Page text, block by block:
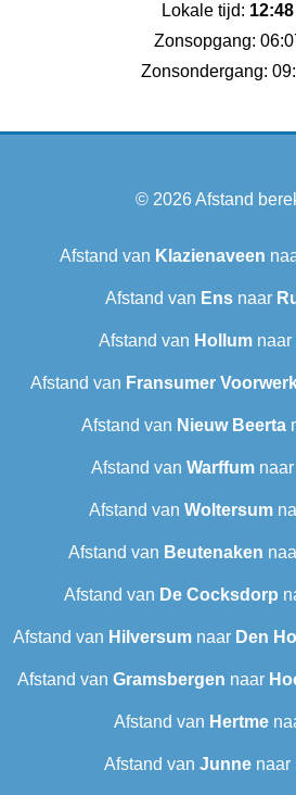
Lokale tijd: 12:48
Zonsopgang:
Zonsondergang:
© 2026Afstand
Afstand van Klazienaveen
Afstand van Ensnaar
Afstand van Hollumnaar
Afstand van Fransumer
Afstand van Nieuw Beerta
Afstand van Warffumnaar
Afstand van Woltersum
Afstand van Beutenaken
Afstand van De Cocksdorp
Afstand van Hilversum naar Den
Afstand van Gramsbergen naar
Afstand van Hertme
Afstand van Junne naar